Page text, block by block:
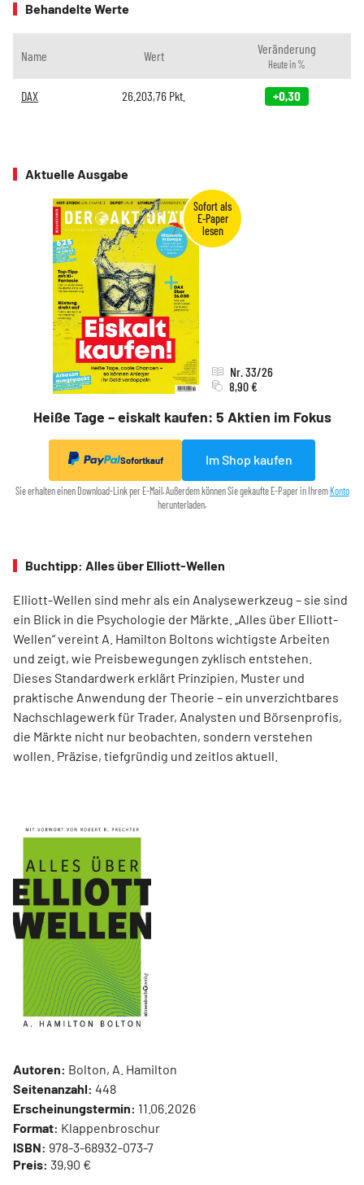
Behandelte Werte
Name Wert Veränderung
Heute in %
DAX 26.203,76 Pkt. +0,30
Aktuelle Ausgabe
Heiße Tage – eiskalt kaufen: 5 Aktien im Fokus
Nr. 33/26
8,90 €
Sofortkauf Im Shop kaufen
Sie erhalten einen Download-Link per E-Mail. Außerdem können Sie gekaufte E-Paper in IhremKonto
herunterladen.
Buchtipp: Alles über Elliott-Wellen
Elliott-Wellen sind mehr als ein Analysewerkzeug – sie sind
ein Blick in die Psychologie der Märkte. „Alles über Elliott-
Wellen“ vereint A. Hamilton Boltons wichtigste Arbeiten
und zeigt, wie Preisbewegungen zyklisch entstehen.
Dieses Standardwerk erklärt Prinzipien, Muster und
praktische Anwendung der Theorie – ein unverzichtbares
Nachschlagewerk für Trader, Analysten und Börsenprofis,
die Märkte nicht nur beobachten, sondern verstehen
wollen. Präzise, tiefgründig und zeitlos aktuell.
Autoren: Bolton, A. Hamilton
Seitenanzahl: 448
Erscheinungstermin: 11.06.2026
Format: Klappenbroschur
ISBN: 978-3-68932-073-7
Preis: 39,90 €